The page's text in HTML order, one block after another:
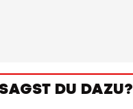
DU DAZU?